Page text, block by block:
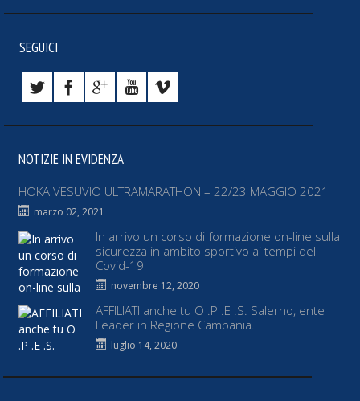
SEGUICI
NOTIZIE IN EVIDENZA
HOKA VESUVIO ULTRAMARATHON – 22/23 MAGGIO 2021
marzo 02, 2021
In arrivo un corso di formazione on-line sulla
sicurezza in ambito sportivo ai tempi del
Covid-19
novembre 12, 2020
AFFILIATI anche tu O .P .E .S. Salerno, ente
Leader in Regione Campania.
luglio 14, 2020